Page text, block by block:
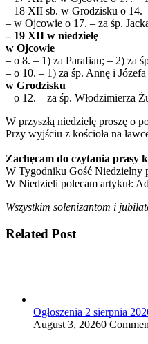
– 18 XII sb. w Grodzisku o 14.
– w Ojcowie o 17. – za śp.
– 19 XII w niedzielę
w Ojcowie
– o 8. – 1) za Parafian; – 2) za
– o 10. – 1) za śp. Annę i
w Grodzisku
– o 12. – za śp. Włodzimierza
W przyszłą niedzielę proszę o
Przy wyjściu z kościoła na
Zachęcam do czytania prasy
W Tygodniku Gość Niedzielny
W Niedzieli polecam artykuł:
Wszystkim solenizantom i
Related Post
Ogłoszenia 2 sierpnia
August 3, 20260